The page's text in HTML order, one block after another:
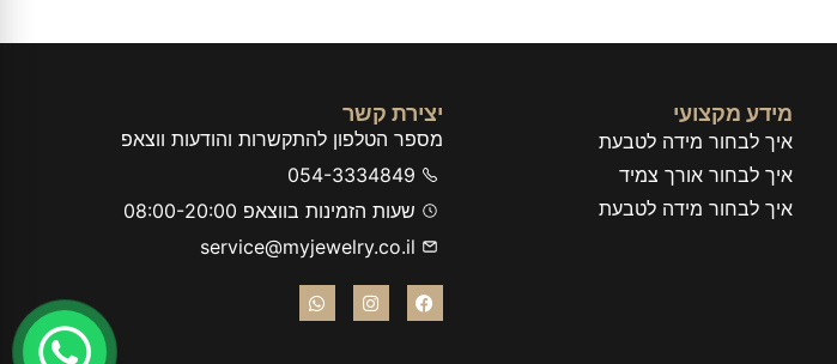
מידע מקצועי
איך לבחור מידה לטבעת
איך לבחור אורך צמיד
איך לבחור מידה לטבעת
יצירת קשר
מספר הטלפון להתקשרות והודעות ווצאפ
054-3334849
שעות הזמינות בווצאפ 08:00-20:00
service@myjewelry.co.il